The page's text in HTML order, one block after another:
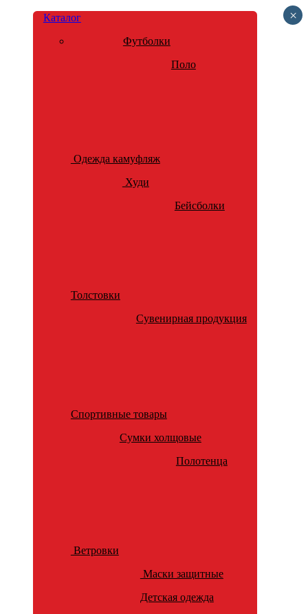
Каталог
Футболки
Поло
Одежда камуфляж
Худи
Бейсболки
Толстовки
Сувенирная продукция
Спортивные товары
Сумки холщовые
Полотенца
Ветровки
Маски защитные
Детская одежда
×